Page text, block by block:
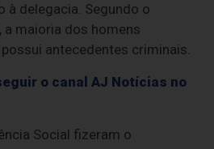
à delegacia. Segundo o
maioria dos homens
antecedentes criminais.
o canal AJ Notícias no
Social fizeram o